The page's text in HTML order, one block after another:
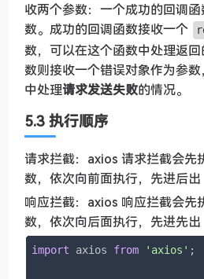
收两个参数：一个成功的回调
数。成功的回调函数接收一个
数，可以在这个函数中处理返
数则接收一个错误对象作为参
中处理请求发送失败的情况。
5.3 执行顺序
请求拦截：axios 请求拦截会先
数，依次向前面执行，先进后出
响应拦截：axios 响应拦截会先
数，依次向后面执行，先进先出
import axios from 'axios' ;